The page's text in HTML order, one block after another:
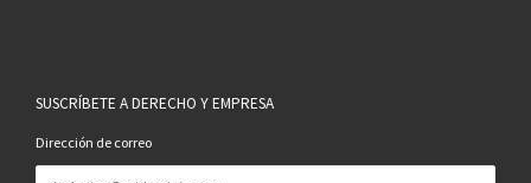
SUSCRÍBETE A DERECHO Y EMPRESA
Dirección de correo